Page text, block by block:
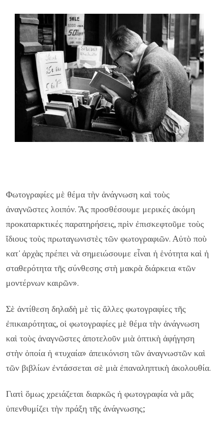
Φωτογραφίες μὲ θέμα τὴν ἀνάγνωση καὶ τοὺς
ἀναγνῶστες λοιπόν. Ἂς προσθέσουμε μερικές ἀκόμη
προκαταρκτικές παρατηρήσεις, πρὶν ἐπισκεφτοῦμε τοὺς
ἴδιους τοὺς πρωταγωνιστὲς τῶν φωτογραφιῶν. Αὐτὸ ποὺ
κατ' ἀρχὰς πρέπει νὰ σημειώσουμε εἶναι ἡ ἑνότητα καὶ ἡ
σταθερότητα τῆς σύνθεσης στὴ μακρὰ διάρκεια «τῶν
μοντέρνων καιρῶν».
Σὲ ἀντίθεση δηλαδὴ μὲ τὶς ἄλλες φωτογραφίες τῆς
ἐπικαιρότητας, οἱ φωτογραφίες μὲ θέμα τὴν ἀνάγνωση
καὶ τοὺς ἀναγνῶστες ἀποτελοῦν μιὰ ὀπτικὴ ἀφήγηση
στὴν ὁποία ἡ «τυχαία» ἀπεικόνιση τῶν ἀναγνωστῶν καὶ
τῶν βιβλίων ἐντάσσεται σὲ μιὰ ἐπαναληπτικὴ ἀκολουθία.
Γιατὶ ὅμως χρειάζεται διαρκῶς ἡ φωτογραφία νὰ μᾶς
ὑπενθυμίζει τὴν πράξη τῆς ἀνάγνωσης;